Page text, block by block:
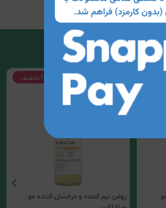
15%تخفیف
روغن نرم کننده و درخشان کننده مو